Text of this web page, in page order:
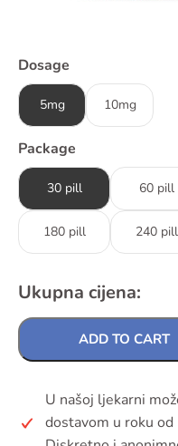
Dosage
5mg 10mg
Package
30 pill 60 pill
180 pill 240 pill
Ukupna cijena:
ADD TO CART
U našoj ljekarni
dostavom u roku